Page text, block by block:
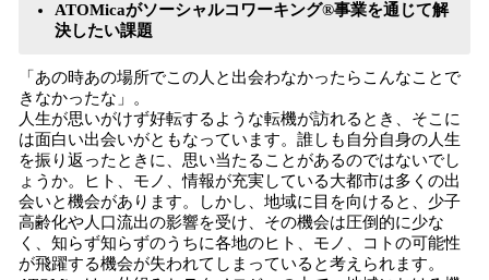
ATOMicaがソーシャルコワーキング®事業を通じて解
決したい課題
「あの時あの場所でこの人と出会わなかったらこんなことで
きなかったな」。
人生が思いがけず好転するような転機が訪れるとき、そこに
は面白い出会いがともなっています。誰しも自分自身の人生
を振り返ったときに、思い当たることがあるのではないでし
ょうか。ヒト、モノ、情報が充実している大都市は多くの出
会いと機会があります。しかし、地域に目を向けると、少子
高齢化や人口流出の影響を受け、その機会は圧倒的に少な
く、知らず知らずのうちに各地のヒト、モノ、コトの可能性
が飛躍する機会が失われてしまっていると考えられます。